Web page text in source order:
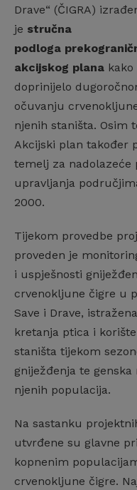
Drave“ (ČIGRA)
je stručna
podloga
akcijskog plana kako
doprinijelo
očuvanju
njenih staništa. Osim
Akcijski plan također
temelj za nadolazeće
upravljanja
2000.
Tijekom provedbe
proveden je
i uspješnosti
crvenokljune čigre u
Save i Drave,
kretanja ptica i
staništa tijekom
gniježđenja te
njenih populacija.
Na sastanku
utvrđene su glavne
kopnenim
crvenokljune čigre.